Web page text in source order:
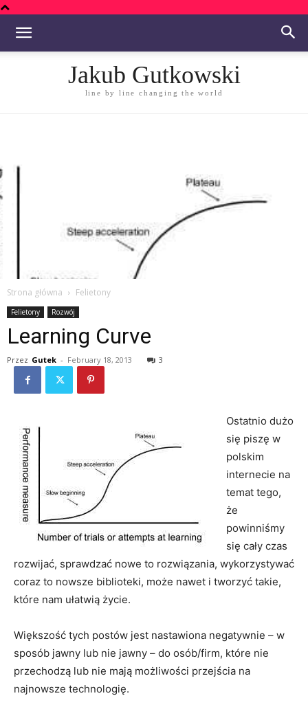
Jakub Gutkowski
line by line changing the world
Strona główna Felietony
Felietony Rozwój
Learning Curve
Przez Gutek - February 18, 2013 3
Ostatnio dużo
się piszę w
polskim
internecie na
temat tego,
że
powinniśmy
się cały czas
rozwijać, sprawdzać nowe to rozwiązania, wykorzystywać
coraz to nowsze biblioteki, może nawet i tworzyć takie,
które nam ułatwią życie.
Większość tych postów jest nastawiona negatywnie – w
sposób jawny lub nie jawny – do osób/firm, które nie
przechodzą lub nie mają możliwości przejścia na
najnowsze technologię.